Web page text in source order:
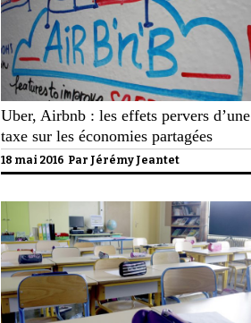
Uber, Airbnb : les effets pervers d’une
taxe sur les économies partagées
18 mai 2016 Par Jérémy Jeantet